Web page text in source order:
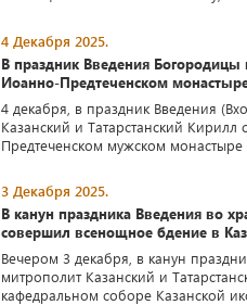
4 Декабря 2025.
В праздник Введения
Иоанно-Предтеченском
4 декабря, в праздник Введения
Казанский и Татарстанский
Предтеченском мужском монастыре
3 Декабря 2025.
В канун праздника Введения во
совершил всенощное бдение в
Вечером 3 декабря, в канун
митрополит Казанский и
кафедральном соборе Казанской